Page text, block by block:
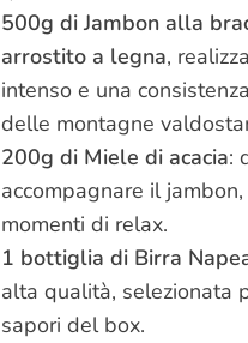
500g di Jambon alla
arrostito a legna,
intenso e una
delle montagne
200g di Miele di acacia:
accompagnare il
momenti di relax.
1 bottiglia di Birra
alta qualità, selezionata
sapori del box.